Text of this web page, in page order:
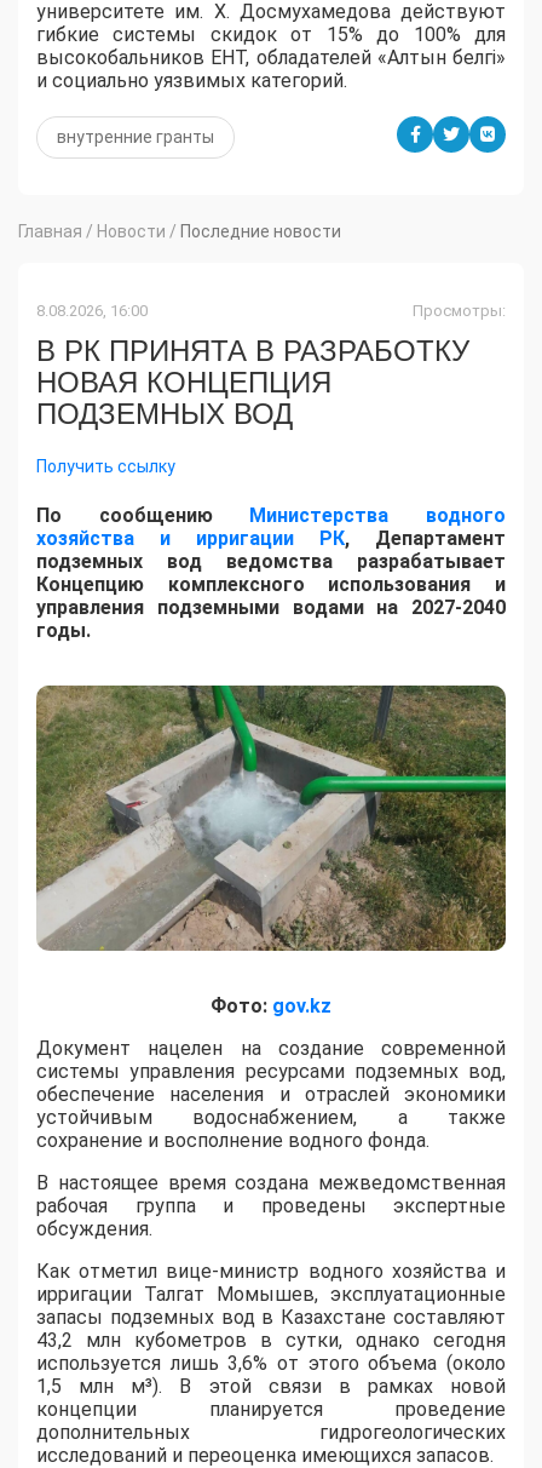
университете им. Х. Досмухамедова действуют
гибкие системы скидок от 15% до 100% для
высокобальников ЕНТ, обладателей «Алтын белгі»
и социально уязвимых категорий.
внутренние гранты
Главная / Новости / Последние новости
8.08.2026, 16:00 Просмотры:
В РК ПРИНЯТА В РАЗРАБОТКУ
НОВАЯ КОНЦЕПЦИЯ
ПОДЗЕМНЫХ ВОД
Получить ссылку
По сообщению
Министерства водного
хозяйства и ирригации РК, Департамент
подземных вод ведомства разрабатывает
Концепцию комплексного использования и
управления подземными водами на 2027-2040
годы.
Фото: gov.kz
​Документ нацелен на создание современной
системы управления ресурсами подземных вод,
обеспечение населения и отраслей экономики
устойчивым водоснабжением, а также
сохранение и восполнение водного фонда.
В настоящее время создана межведомственная
рабочая группа и проведены экспертные
обсуждения.
Как отметил вице-министр водного хозяйства и
ирригации Талгат Момышев, эксплуатационные
запасы подземных вод в Казахстане составляют
43,2 млн кубометров в сутки, однако сегодня
используется лишь 3,6% от этого объема (около
1,5 млн м³). В этой связи в рамках новой
концепции планируется проведение
дополнительных гидрогеологических
исследований и переоценка имеющихся запасов.